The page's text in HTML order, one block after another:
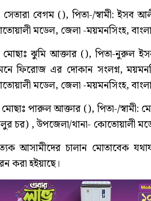
বেগম (), পিতা-/স্বামী: ইসব
মডেল, জেলা -ময়মনসিংহ,
ঝুমি আক্তার (), পিতা-নুরুল
ফিরোজ এর দোকান সংলগ্ন,
মডেল, জেলা -ময়মনসিংহ,
পারুল আক্তার (), পিতা-/স্বামী:
চর) , উপজেলা/থানা- কোতোয়ালী
আসামীদের চালান মোতাবেক
করা হইয়াছে।